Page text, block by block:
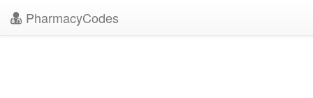
PharmacyCodes